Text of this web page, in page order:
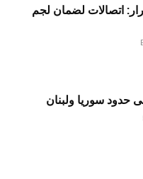
اتصالات لضمان لجم
حدود سوريا ولبنان